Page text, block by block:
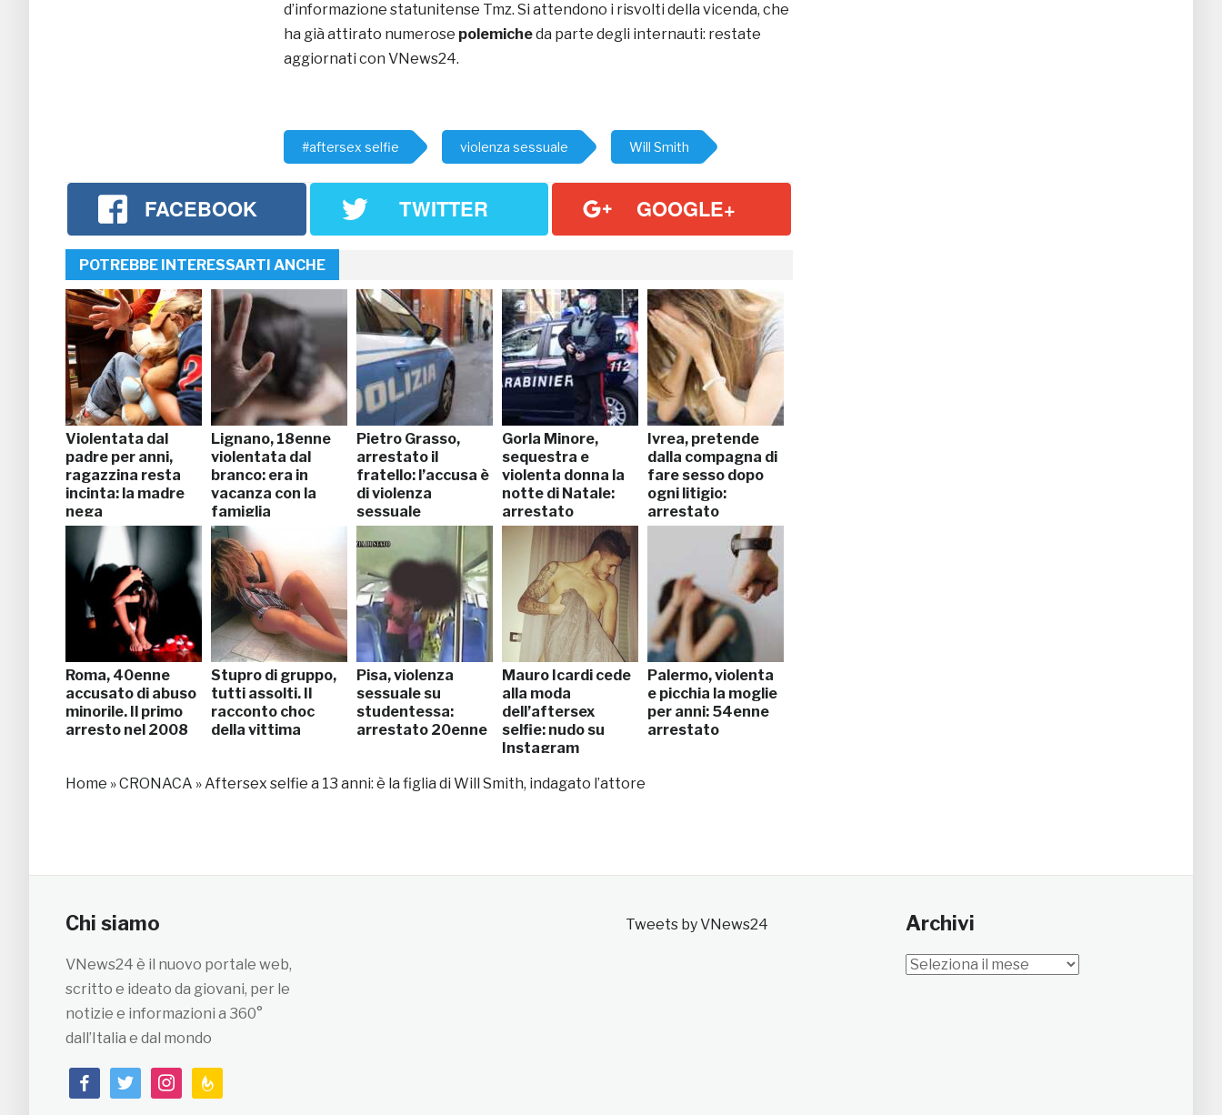
d’informazione statunitense Tmz. Si attendono i risvolti della vicenda, che
ha già attirato numerose polemicheda parte degli internauti: restate
aggiornati con VNews24.
#aftersex selfie violenza sessuale Will Smith
FACEBOOK TWITTER GOOGLE+
POTREBBE INTERESSARTI ANCHE
Violentata dal
padre per anni,
ragazzina resta
incinta: la madre
nega
Lignano, 18enne
violentata dal
branco: era in
vacanza con la
famiglia
Pietro Grasso,
arrestato il
fratello: l’accusa è
di violenza
sessuale
Gorla Minore,
sequestra e
violenta donna la
notte di Natale:
arrestato
Ivrea, pretende
dalla compagna di
fare sesso dopo
ogni litigio:
arrestato
Roma, 40enne
accusato di abuso
minorile. Il primo
arresto nel 2008
Stupro di gruppo,
tutti assolti. Il
racconto choc
della vittima
Pisa, violenza
sessuale su
studentessa:
arrestato 20enne
Mauro Icardi cede
alla moda
dell’aftersex
selfie: nudo su
Instagram
Palermo, violenta
e picchia la moglie
per anni: 54enne
arrestato
Home »CRONACA » Aftersex selfie a 13 anni: è la figlia di Will Smith, indagato l’attore
Chi siamo
VNews24 è il nuovo portale web,
scritto e ideato da giovani, per le
notizie e informazioni a 360°
dall’Italia e dal mondo
facebooktwitterinstagramfeedburner
Tweets by VNews24 Archivi
Archivi